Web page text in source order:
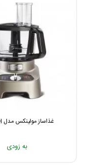
غذاساز مولینکس مدل FP824H
به زودی